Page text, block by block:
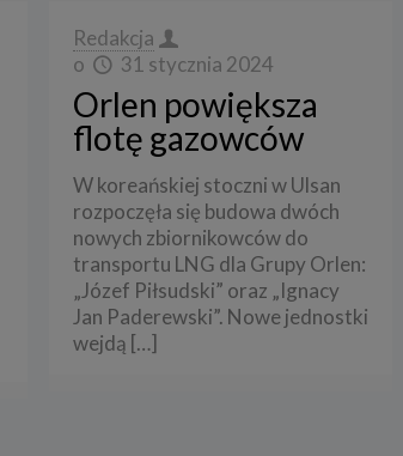
Redakcja
o
31 stycznia 2024
Orlen powiększa
flotę gazowców
W koreańskiej stoczni w Ulsan
rozpoczęła się budowa dwóch
nowych zbiornikowców do
transportu LNG dla Grupy Orlen:
„Józef Piłsudski” oraz „Ignacy
Jan Paderewski”. Nowe jednostki
wejdą […]